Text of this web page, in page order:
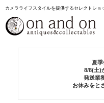
カメラライフスタイルを提供するセレクトショ
夏季
8/8(土)
発送業
お休みをと